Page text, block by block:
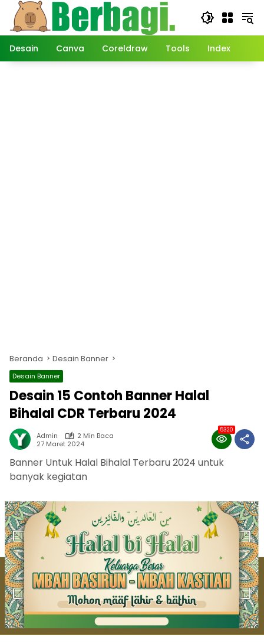
Langsung
konten
Desain
Canva Coreldraw Tools Index
Beranda Desain Banner
Desain Banner
Desain 15 Contoh Banner Halal
Bihalal CDR Terbaru 2024
Admin
2 Min Baca
27 Maret 2024
5320
Banner Untuk Halal Bihalal Terbaru 2024 untuk
banyak kegiatan